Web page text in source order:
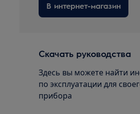
В интернет-магазин
Скачать руководства
Здесь вы можете найти
по эксплуатации для
прибора